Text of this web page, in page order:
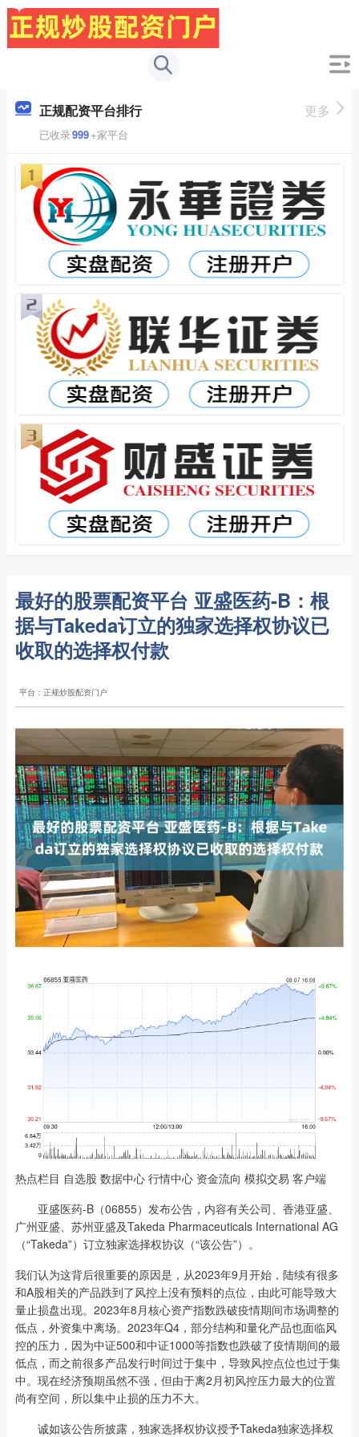
正规配资平台排行
已收录999+家平台
更多
最好的股票配资平台 亚盛医药-B：根
据与Takeda订立的独家选择权协议已
收取的选择权付款
平台：正规炒股配资门户
热点栏目 自选股 数据中心 行情中心 资金流向 模拟交易 客户端
亚盛医药-B（06855）发布公告，内容有关公司、香港亚盛、
广州亚盛、苏州亚盛及Takeda Pharmaceuticals International AG
（“Takeda”）订立独家选择权协议（“该公告”）。
我们认为这背后很重要的原因是，从2023年9月开始，陆续有很多
和A股相关的产品跌到了风控上没有预料的点位，由此可能导致大
量止损盘出现。2023年8月核心资产指数跌破疫情期间市场调整的
低点，外资集中离场。2023年Q4，部分结构和量化产品也面临风
控的压力，因为中证500和中证1000等指数也跌破了疫情期间的最
低点，而之前很多产品发行时间过于集中，导致风控点位也过于集
中。现在经济预期虽然不强，但由于离2月初风控压力最大的位置
尚有空间，所以集中止损的压力不大。
诚如该公告所披露，独家选择权协议授予Takeda独家选择权